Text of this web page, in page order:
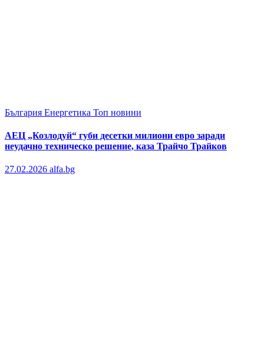
България Енергетика Топ новини
АЕЦ „Козлодуй“ губи десетки милиони евро заради
неудачно техническо решение, каза Трайчо Трайков
27.02.2026 alfa.bg